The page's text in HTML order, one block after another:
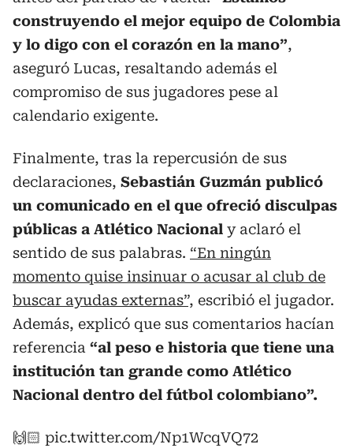
construyendo el mejor equipo de Colombia
y lo digo con el corazón en la mano”,
aseguró Lucas, resaltando además el
compromiso de sus jugadores pese al
calendario exigente.
Finalmente, tras la repercusión de sus
declaraciones, Sebastián Guzmán publicó
un comunicado en el que ofreció disculpas
públicas a Atlético Nacional y aclaró el
sentido de sus palabras. “En ningún
momento quise insinuar o acusar al club de
buscar ayudas externas”, escribió el jugador.
Además, explicó que sus comentarios hacían
referencia “al peso e historia que tiene una
institución tan grande como Atlético
Nacional dentro del fútbol colombiano”.
🙌🏻 pic.twitter.com/Np1WcqVQ72